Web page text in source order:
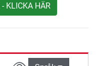
KLICKA HÄR